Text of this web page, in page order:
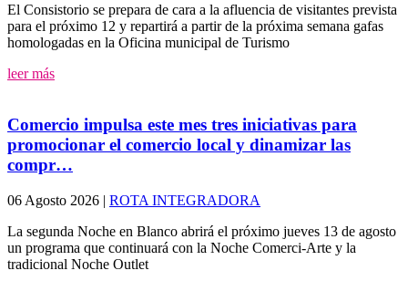
El Consistorio se prepara de cara a la afluencia de visitantes prevista
para el próximo 12 y repartirá a partir de la próxima semana gafas
homologadas en la Oficina municipal de Turismo
leer más
Comercio impulsa este mes tres iniciativas para
promocionar el comercio local y dinamizar las
compr…
06 Agosto 2026 | ROTA INTEGRADORA
La segunda Noche en Blanco abrirá el próximo jueves 13 de agosto
un programa que continuará con la Noche Comerci-Arte y la
tradicional Noche Outlet